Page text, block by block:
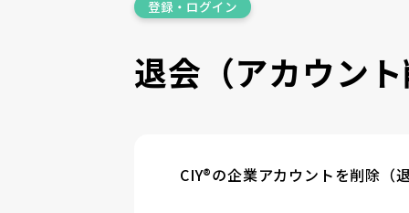
登録・ログイン
退会（アカウン
CIY®の企業アカウントを削除（